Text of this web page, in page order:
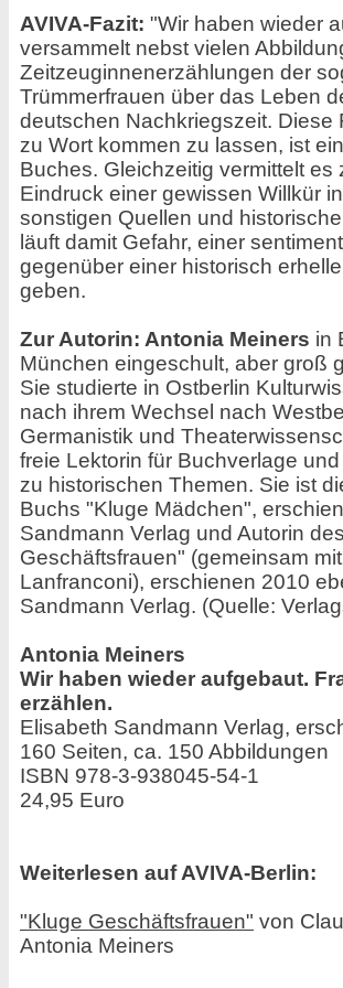
AVIVA-Fazit: "Wir haben wieder
versammelt nebst vielen
Zeitzeuginnenerzählungen der
Trümmerfrauen über das Leben
deutschen Nachkriegszeit. Diese
zu Wort kommen zu lassen, ist
Buches. Gleichzeitig vermittelt es
Eindruck einer gewissen Willkür
sonstigen Quellen und
läuft damit Gefahr, einer
gegenüber einer historisch
geben.
Zur Autorin: Antonia Meiners in
München eingeschult, aber groß
Sie studierte in Ostberlin
nach ihrem Wechsel nach
Germanistik und
freie Lektorin für Buchverlage
zu historischen Themen. Sie ist
Buchs "Kluge Mädchen",
Sandmann Verlag und Autorin
Geschäftsfrauen" (gemeinsam
Lanfranconi), erschienen 2010
Sandmann Verlag. (Quelle:
Antonia Meiners
Wir haben wieder aufgebaut.
erzählen.
Elisabeth Sandmann Verlag,
160 Seiten, ca. 150 Abbildungen
ISBN 978-3-938045-54-1
24,95 Euro
Weiterlesen auf AVIVA-Berlin:
"Kluge Geschäftsfrauen" von
Antonia Meiners